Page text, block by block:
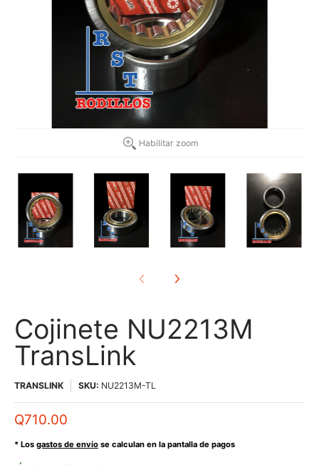
Habilitar zoom
Cojinete NU2213M
TransLink
TRANSLINK SKU: NU2213M-TL
Q710.00
* Los gastos de envío se calculan en la pantalla de pagos